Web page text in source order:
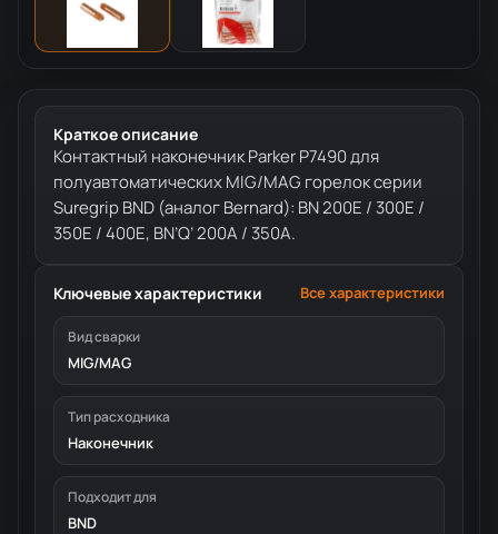
Краткое описание
Контактный наконечник Parker P7490 для
полуавтоматических MIG/MAG горелок серии
Suregrip BND (аналог Bernard): BN 200E / 300E /
350E / 400E, BN’Q’ 200A / 350A.
Ключевые характеристики Все характеристики
Вид сварки
MIG/MAG
Тип расходника
Наконечник
Подходит для
BND